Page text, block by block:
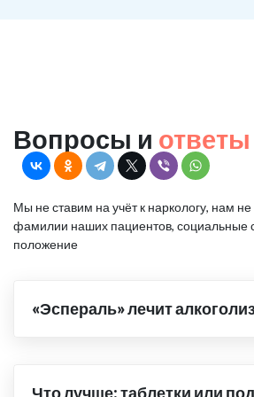
Вопросы и ответы
Мы не ставим на учёт к наркологу, нам
фамилии наших пациентов, социальные
положение
«Эспераль» лечит
Что лучше: таблетки или